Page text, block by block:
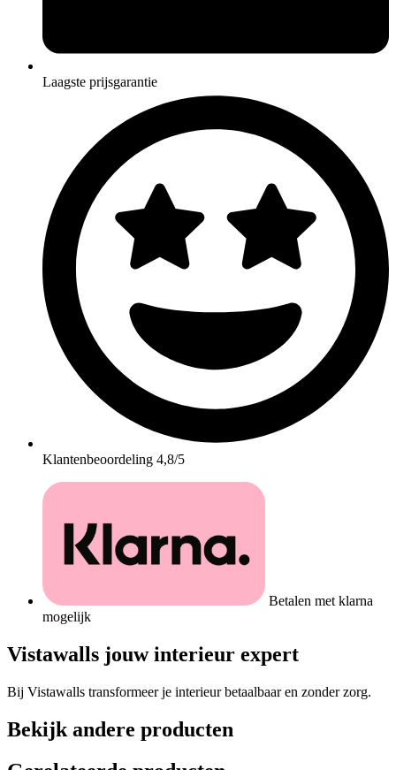
Laagste prijsgarantie
Klantenbeoordeling 4,8/5
Betalen met klarna
mogelijk
Vistawalls jouw interieur expert
Bij Vistawalls transformeer je interieur betaalbaar en zonder zorg.
Bekijk andere producten